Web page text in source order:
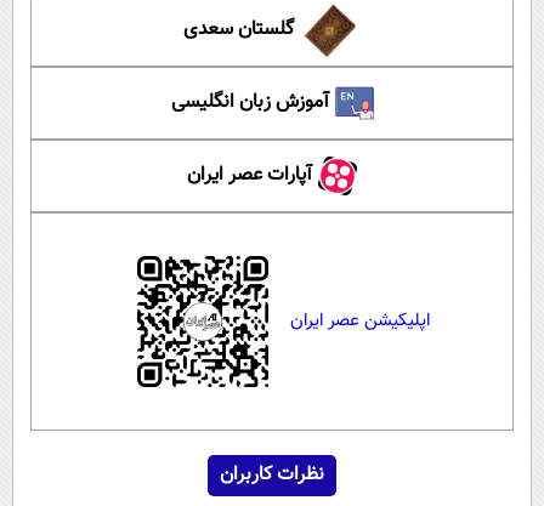
گلستان سعدی
آموزش زبان انگلیسی
آپارات عصر ایران
اپلیکیشن عصر ایران
نظرات کاربران